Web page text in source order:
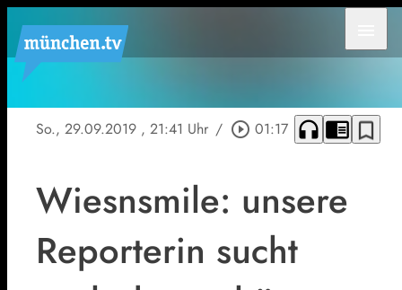
So., 29.09.2019 , 21:41 Uhr / play_circle_outline 01:17 headphones chrome_reader_mode bookmark_border
Wiesnsmile: unsere
Reporterin sucht